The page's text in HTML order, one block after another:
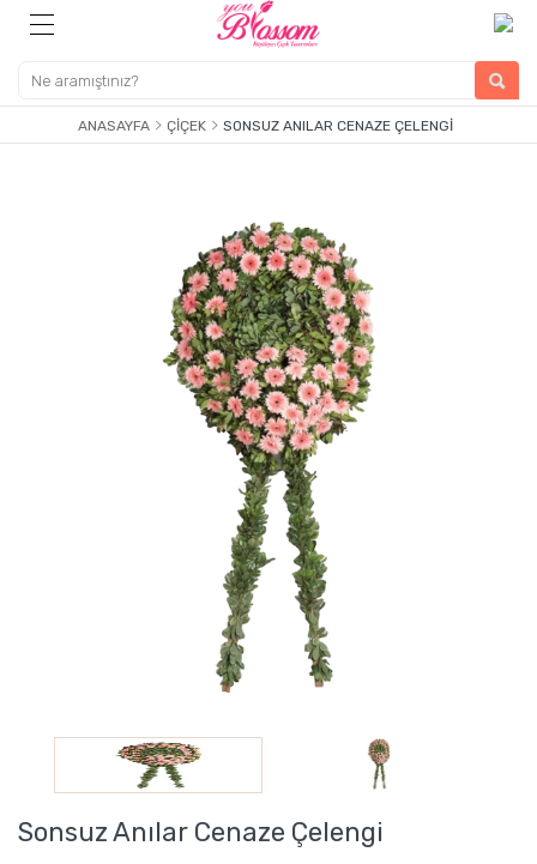
ANASAYFA ÇIÇEK SONSUZ ANILAR CENAZE ÇELENGI
Sonsuz Anılar Cenaze Çelengi